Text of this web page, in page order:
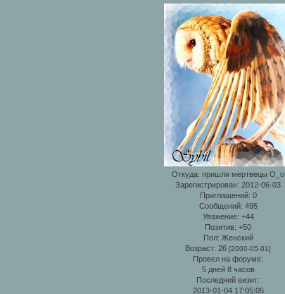
Откуда: пришли мертвецы О_о
Зарегистрирован: 2012-06-03
Приглашений: 0
Сообщений: 495
Уважение: +44
Позитив: +50
Пол: Женский
Возраст: 26[2000-05-01]
Провел на форуме:
5 дней 8 часов
Последний визит:
2013-01-04 17:05:05